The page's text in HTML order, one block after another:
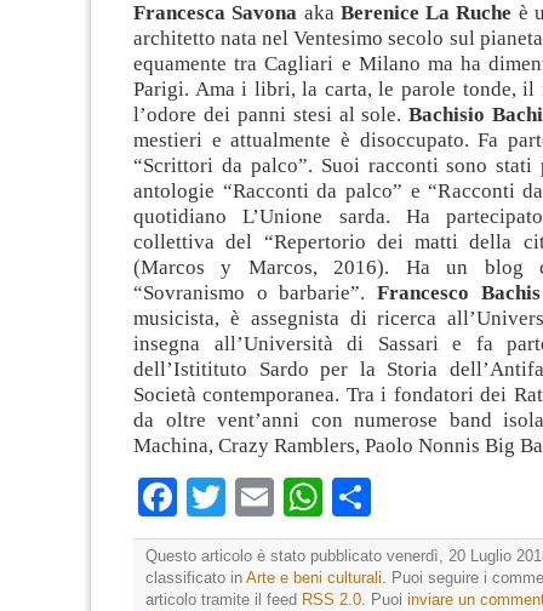
Francesca Savona akaBerenice La Ruche è
architetto nata nel Ventesimo secolo sul
equamente tra Cagliari e Milano ma ha
Parigi. Ama i libri, la carta, le parole tonde, il
l’odore dei panni stesi al sole.Bachisio
mestieri e attualmente è disoccupato. Fa
“Scrittori da palco”. Suoi racconti sono
antologie “Racconti da palco” e “Racconti
quotidiano L’Unione sarda. Ha
collettiva del “Repertorio dei matti della
(Marcos y Marcos, 2016). Ha un blog
“Sovranismo o barbarie”. Francesco Bachis
musicista, è assegnista di ricerca
insegna all’Università di Sassari e fa
dell’Istitituto Sardo per la Storia
Società contemporanea. Tra i fondatori dei
da oltre vent’anni con numerose band
Machina, Crazy Ramblers, Paolo Nonnis Big
Facebook
TwitterEmailWhatsApp
Questo articolo è stato pubblicato venerdì, 20 Luglio
classificato in Arte e beni culturali. Puoi seguire i
articolo tramite il feed RSS 2.0. Puoi inviare un